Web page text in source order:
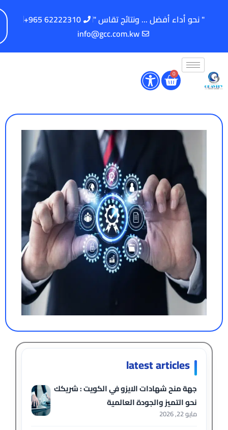
" نحو أداء أفضل ... ونتائج تقاس "
62222310 965+
info@gcc.com.kw
0
latest articles
جهة منح شهادات الايزو في الكويت : شريكك
نحو التميز والجودة العالمية
مايو 22, 2026